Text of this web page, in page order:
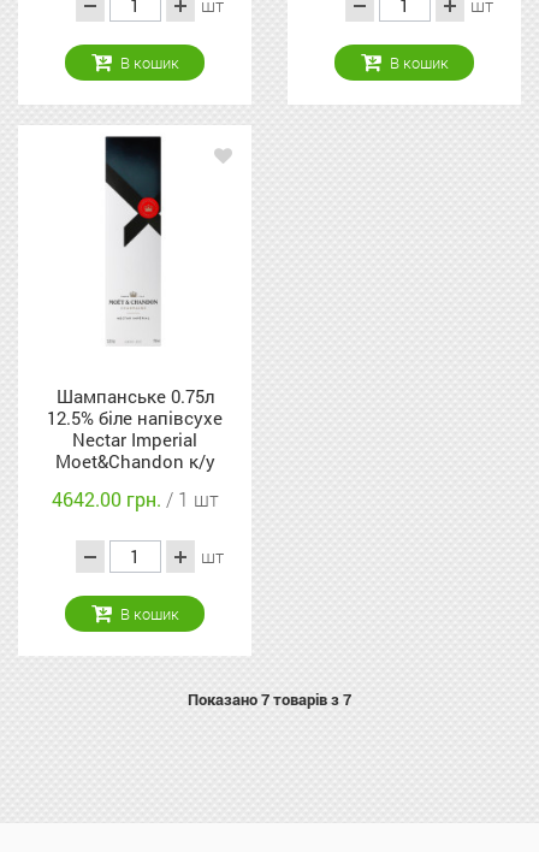
шт
В кошик
шт
В кошик
Шампанське 0.75л
12.5% біле напівсухе
Nectar Imperial
Moet&Chandon к/у
4642.00 грн. / 1 шт
шт
В кошик
Показано7товарів з 7